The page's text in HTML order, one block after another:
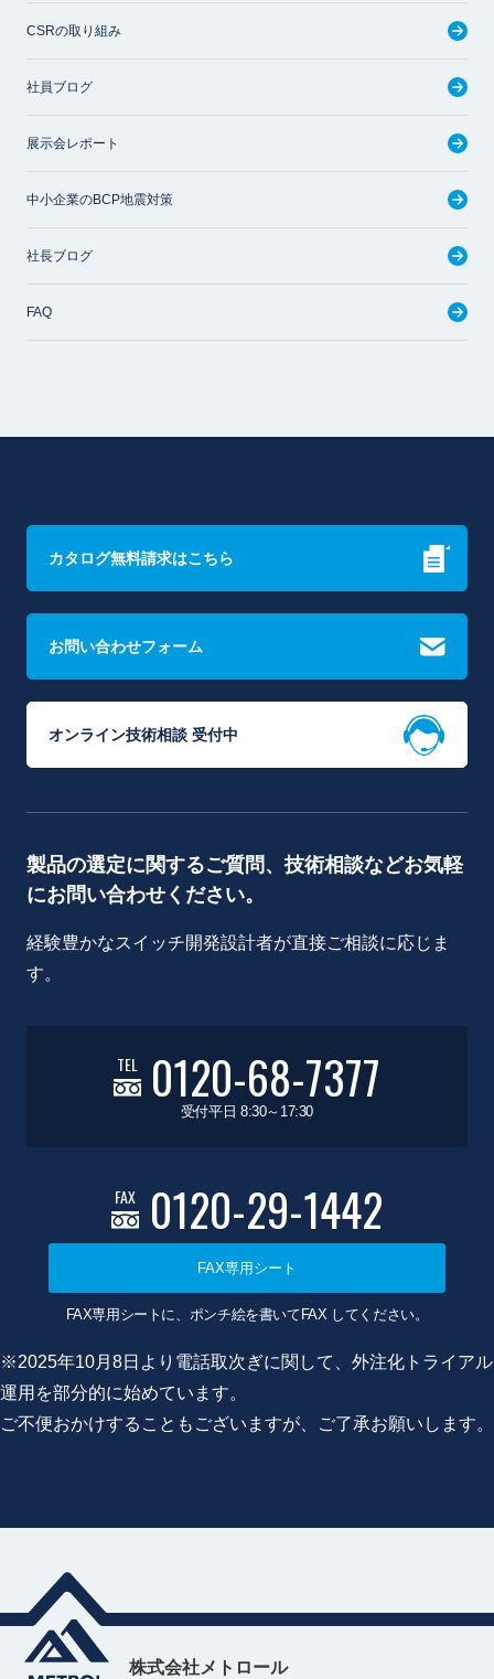
CSRの取り組み
社員ブログ
展示会レポート
中小企業のBCP地震対策
社長ブログ
FAQ
カタログ無料請求はこちら
お問い合わせフォーム
オンライン技術相談 受付中
製品の選定に関するご質問、技術相談などお気軽
にお問い合わせください。
経験豊かなスイッチ開発設計者が直接ご相談に応じま
す。
TEL 0120-68-7377
受付平日 8:30～17:30
FAX 0120-29-1442
FAX専用シート
FAX専用シートに、ポンチ絵を書いてFAX してください。
※2025年10月8日より電話取次ぎに関して、外注化トライアル
運用を部分的に始めています。
ご不便おかけすることもございますが、ご了承お願いします。
株式会社メトロール